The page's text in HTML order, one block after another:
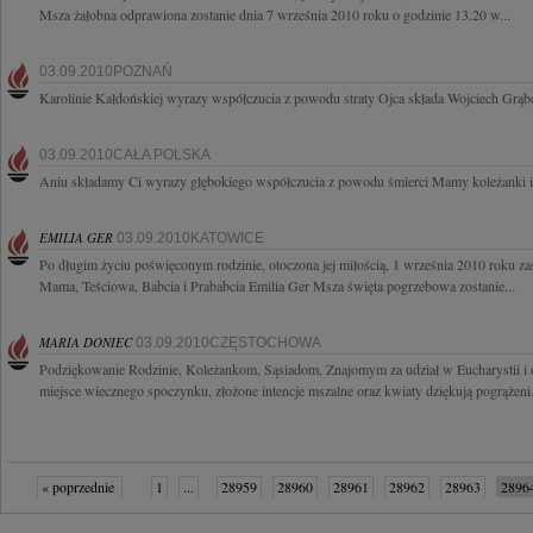
Msza żałobna odprawiona zostanie dnia 7 września 2010 roku o godzinie 13.20 w...
03.09.2010POZNAŃ
Karolinie Kałdońskiej wyrazy współczucia z powodu straty Ojca składa Wojciech
03.09.2010CAŁA POLSKA
Aniu składamy Ci wyrazy głębokiego współczucia z powodu śmierci Mamy
EMILIA GER 03.09.2010KATOWICE
Po długim życiu poświęconym rodzinie, otoczona jej miłością, 1 września 2010 roku
Mama, Teściowa, Babcia i Prababcia Emilia Ger Msza święta pogrzebowa zostanie...
MARIA DONIEC03.09.2010CZĘSTOCHOWA
Podziękowanie Rodzinie, Koleżankom, Sąsiadom, Znajomym za udział w Eucharystii
miejsce wiecznego spoczynku, złożone intencje mszalne oraz kwiaty dziękują
« poprzednie 1 ... 28959 28960 28961 28962 28963
28968
28969 ... 32282 następne »